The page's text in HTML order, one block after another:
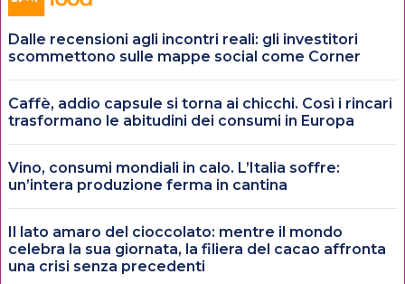
Dalle recensioni agli incontri reali: gli investitori
scommettono sulle mappe social come Corner
Caffè, addio capsule si torna ai chicchi. Così i rincari
trasformano le abitudini dei consumi in Europa
Vino, consumi mondiali in calo. L’Italia soffre:
un’intera produzione ferma in cantina
Il lato amaro del cioccolato: mentre il mondo
celebra la sua giornata, la filiera del cacao affronta
una crisi senza precedenti